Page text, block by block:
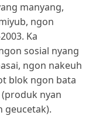
manyang,
ngon
Ka
sosial nyang
ngon nakeuh
blok ngon bata
nyan
geucetak).